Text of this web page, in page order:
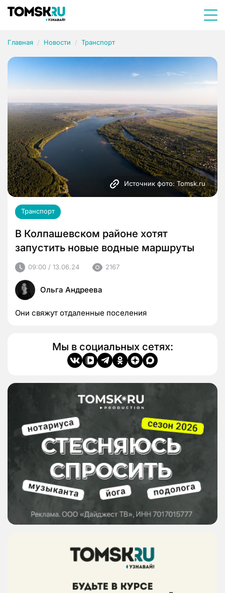
Главная Новости Транспорт
Источник фото: Tomsk.ru
Транспорт
В Колпашевском районе хотят
запустить новые водные маршруты
09:00 / 13.06.24 2167
Ольга Андреева
Они свяжут отдаленные поселения
Мы в социальных сетях: